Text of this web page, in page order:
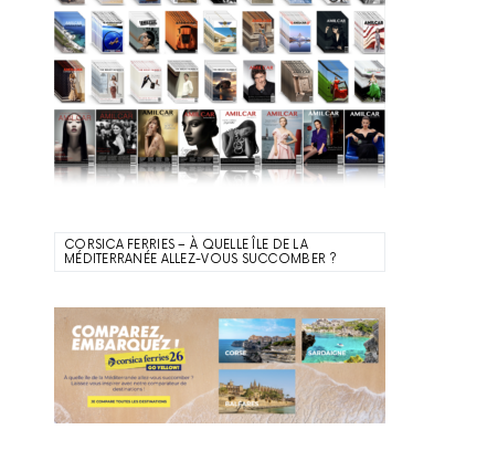
CORSICA FERRIES – À QUELLE ÎLE DE LA
MÉDITERRANÉE ALLEZ-VOUS SUCCOMBER ?